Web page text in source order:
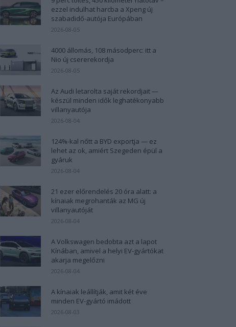
ezzel indulhat harcba a Xpeng új
szabadidő-autója Európában
2026-08-05
4000 állomás, 108 másodperc: itt a
Nio új csererekordja
2026-08-05
Az Audi letarolta saját rekordjait —
készül minden idők leghatékonyabb
villanyautója
2026-08-04
124%-kal nőtt a BYD exportja — ez
lehet az ok, amiért Szegeden épül a
gyáruk
2026-08-04
21 ezer előrendelés 20 óra alatt: a
kínaiak megrohanták az MG új
villanyautóját
2026-08-04
A Volkswagen bedobta azt a lapot
Kínában, amivel a helyi EV-gyártókat
akarja megelőzni
2026-08-04
A kínaiak leállítják, amit két éve
minden EV-gyártó imádott
2026-08-03